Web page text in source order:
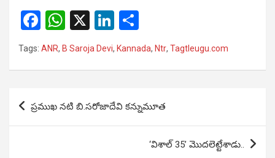
F
a
ce
o
W
h
at
A
X
Li
n
ke
n
h
ar
Tags: ANR, B Saroja Devi, Kannada, Ntr, Tagtleugu.com
navigation
ప్రముఖ నటి బి.సరోజాదేవి కన్నుమూత
‘విశాల్ 35’ మొదలెట్టేశాడు..